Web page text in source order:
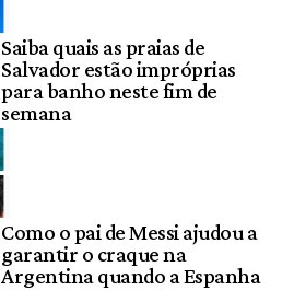
Saiba quais as praias de
Salvador estão impróprias
para banho neste fim de
semana
Como o pai de Messi ajudou a
garantir o craque na
Argentina quando a Espanha